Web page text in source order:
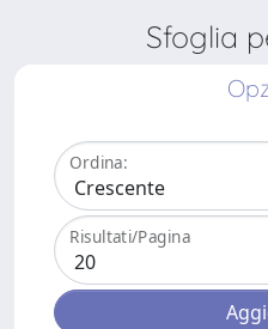
Sfoglia
Ordina:
Risultati/Pagina